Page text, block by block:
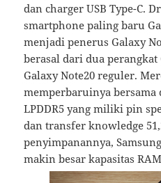
dan charger USB Type-C.
smartphone paling baru
menjadi penerus Galaxy
berasal dari dua
Galaxy Note20 reguler.
memperbaruinya bersama
LPDDR5 yang miliki pin
dan transfer knowledge
penyimpanannya,
makin besar kapasitas